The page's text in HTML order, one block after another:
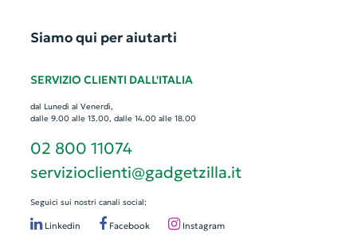
Siamo qui per aiutarti
SERVIZIO CLIENTI DALL'ITALIA
dal Lunedì al Venerdì,
dalle 9.00 alle 13.00, dalle 14.00 alle 18.00
02 800 11074
servizioclienti@gadgetzilla.it
Seguici sui nostri canali social:
Linkedin Facebook Instagram